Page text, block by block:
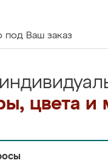
под Ваш заказ
цвета и